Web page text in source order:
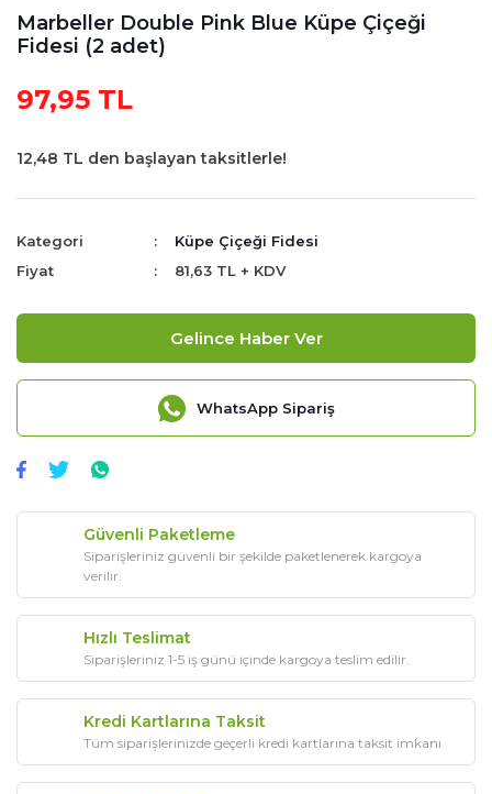
Marbeller Double Pink Blue Küpe Çiçeği
Fidesi (2 adet)
97,95 TL
12,48 TL den başlayan taksitlerle!
Kategori
Küpe Çiçeği Fidesi
Fiyat
81,63 TL + KDV
Gelince Haber Ver
WhatsApp Sipariş
Güvenli Paketleme
Siparişleriniz güvenli bir şekilde paketlenerek kargoya
verilir.
Hızlı Teslimat
Siparişleriniz 1-5 iş günü içinde kargoya teslim edilir.
Kredi Kartlarına Taksit
Tüm siparişlerinizde geçerli kredi kartlarına taksit imkanı